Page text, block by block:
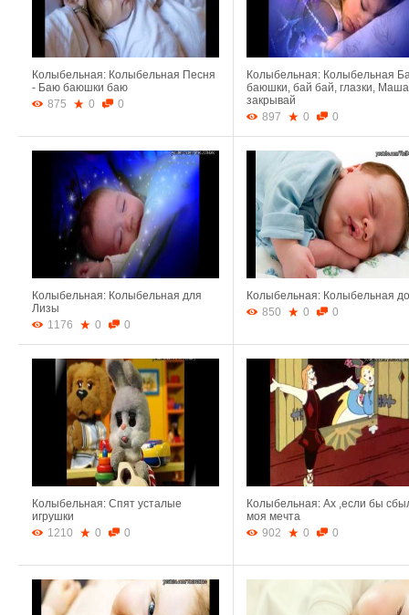
Колыбельная: Колыбельная Песня
- Баю баюшки баю
875
0 0
Колыбельная: Колыбельная
баюшки, бай бай, глазки,
закрывай
897
0 0
Колыбельная: Колыбельная для
Лизы
1176
0 0
Колыбельная: Колыбельная
850
0 0
Колыбельная: Спят усталые
игрушки
1210
0 0
Колыбельная: Ах ,если бы
моя мечта
902
0 0